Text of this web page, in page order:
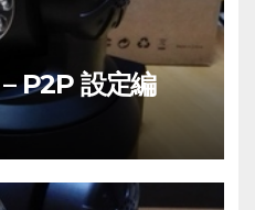
P2P 設定編